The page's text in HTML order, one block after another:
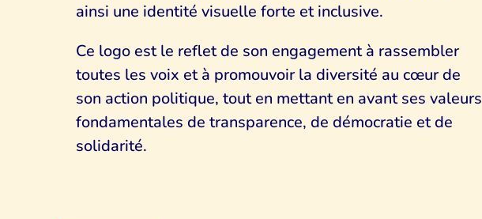
ainsi une identité visuelle forte et inclusive.
Ce logo est le reflet de son engagement à rassembler
toutes les voix et à promouvoir la diversité au cœur de
son action politique, tout en mettant en avant ses valeurs
fondamentales de transparence, de démocratie et de
solidarité.